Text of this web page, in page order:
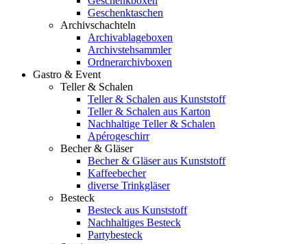
Geschenktaschen
Archivschachteln
Archivablageboxen
Archivstehsammler
Ordnerarchivboxen
Gastro & Event
Teller & Schalen
Teller & Schalen aus Kunststoff
Teller & Schalen aus Karton
Nachhaltige Teller & Schalen
Apérogeschirr
Becher & Gläser
Becher & Gläser aus Kunststoff
Kaffeebecher
diverse Trinkgläser
Besteck
Besteck aus Kunststoff
Nachhaltiges Besteck
Partybesteck